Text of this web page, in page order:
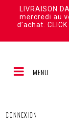
LIVRAISON
mercredi au
d’achat.
MENU
CONNEXION